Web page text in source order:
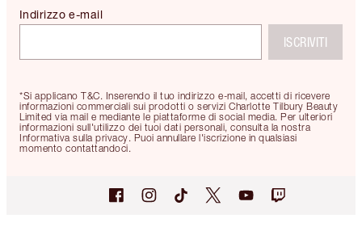
*Si applicano T&C. Inserendo il tuo indirizzo e-mail, accetti di ricevere
informazioni commerciali sui prodotti o servizi Charlotte Tilbury Beauty
Limited via mail e mediante le piattaforme di social media. Per ulteriori
informazioni sull'utilizzo dei tuoi dati personali, consulta la nostra
Informativa sulla privacy. Puoi annullare l'iscrizione in qualsiasi
momento contattandoci.
Indirizzo e-mail
ISCRIVITI